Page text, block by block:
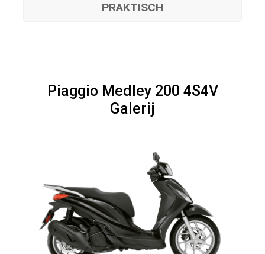
PRAKTISCH
Piaggio Medley 200 4S4V
Galerij